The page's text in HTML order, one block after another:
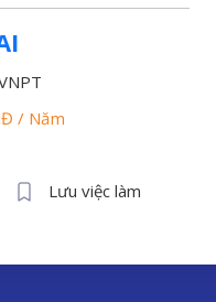
/ Năm
Lưu việc làm